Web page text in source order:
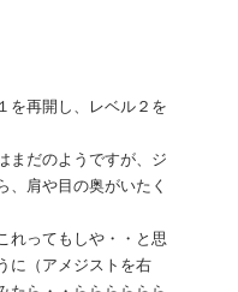
を再開し、レベル２を
まだのようですが、ジ
、肩や目の奥がいたく
れってもしや・・と思
に（アメジストを右